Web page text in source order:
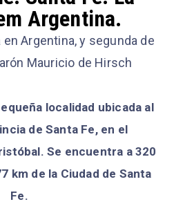
Argentina.
Argentina, y segunda de
Mauricio de Hirsch
localidad ubicada al
de Santa Fe, en el
Se encuentra a 320
km de la Ciudad de Santa
Fe.